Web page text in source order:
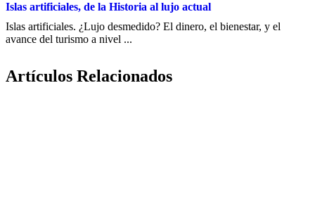
Islas artificiales, de la Historia al lujo actual
Islas artificiales. ¿Lujo desmedido? El dinero, el bienestar, y el
avance del turismo a nivel ...
Artículos Relacionados